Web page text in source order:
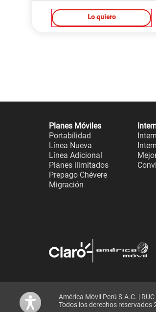
Lo quiero
Planes Móviles
Portabilidad
Línea Nueva
Línea Adicional
Planes ilimitados
Prepago Chévere
Migración
América Móvil Perú S.A.C. |
Todos los derechos reservados